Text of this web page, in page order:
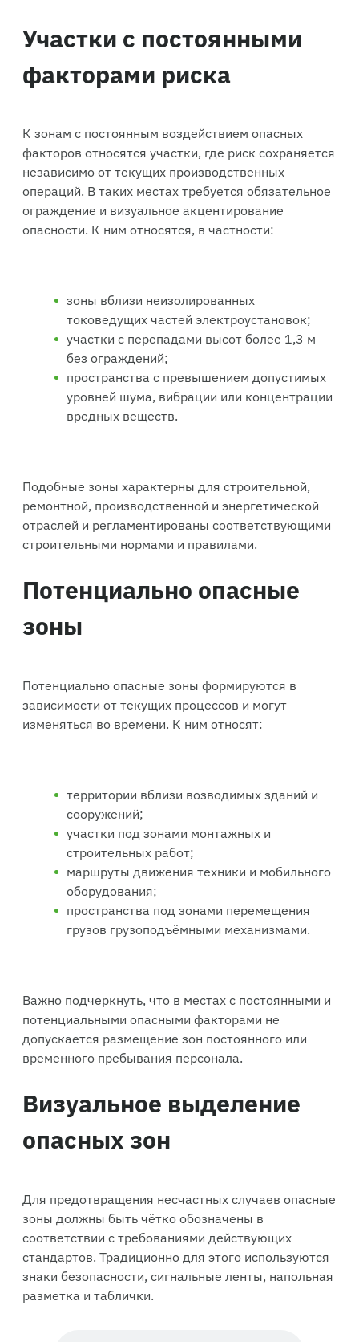
Участки с постоянными
факторами риска
К зонам с постоянным воздействием опасных
факторов относятся участки, где риск сохраняется
независимо от текущих производственных
операций. В таких местах требуется обязательное
ограждение и визуальное акцентирование
опасности. К ним относятся, в частности:
зоны вблизи неизолированных
токоведущих частей электроустановок;
участки с перепадами высот более 1,3 м
без ограждений;
пространства с превышением допустимых
уровней шума, вибрации или концентрации
вредных веществ.
Подобные зоны характерны для строительной,
ремонтной, производственной и энергетической
отраслей и регламентированы соответствующими
строительными нормами и правилами.
Потенциально опасные
зоны
Потенциально опасные зоны формируются в
зависимости от текущих процессов и могут
изменяться во времени. К ним относят:
территории вблизи возводимых зданий и
сооружений;
участки под зонами монтажных и
строительных работ;
маршруты движения техники и мобильного
оборудования;
пространства под зонами перемещения
грузов грузоподъёмными механизмами.
Важно подчеркнуть, что в местах с постоянными и
потенциальными опасными факторами не
допускается размещение зон постоянного или
временного пребывания персонала.
Визуальное выделение
опасных зон
Для предотвращения несчастных случаев опасные
зоны должны быть чётко обозначены в
соответствии с требованиями действующих
стандартов. Традиционно для этого используются
знаки безопасности, сигнальные ленты, напольная
разметка и таблички.